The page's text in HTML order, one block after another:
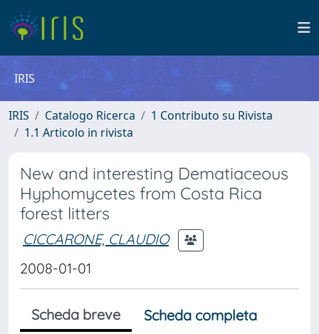
IRIS
IRIS Catalogo Ricerca
1 Contributo su Rivista
1.1 Articolo in rivista
New and interesting Dematiaceous
Hyphomycetes from Costa Rica
forest litters
CICCARONE, CLAUDIO
2008-01-01
Scheda breve
Scheda completa